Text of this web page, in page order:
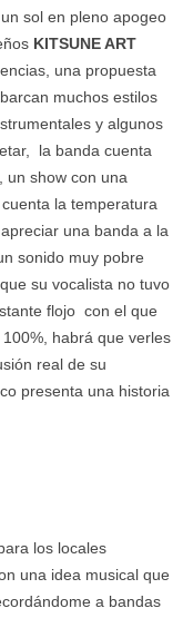
sol en pleno apogeo
KITSUNE ART
una propuesta
muchos estilos
y algunos
la banda cuenta
, un show con una
la temperatura
una banda a la
sonido muy pobre
su vocalista no tuvo
flojo con el que
habrá que verles
real de su
presenta una historia
los locales
una idea musical que
a bandas